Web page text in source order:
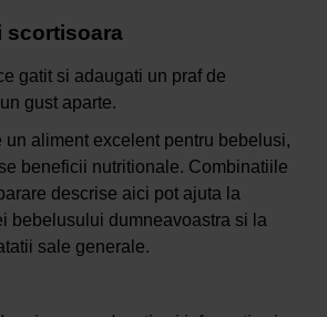
scortisoara
gatit si adaugati un praf de
gust aparte.
un aliment excelent pentru bebelusi,
beneficii nutritionale. Combinatiile
descrise aici pot ajuta la
bebelusului dumneavoastra si la
sale generale.